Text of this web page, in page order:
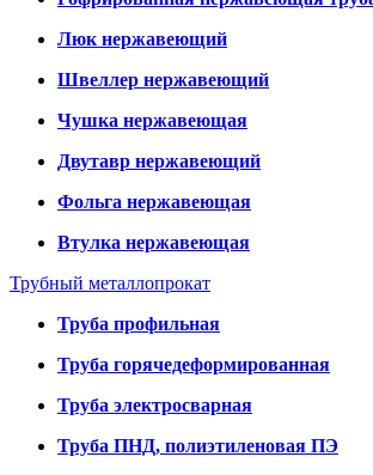
Люк нержавеющий
Швеллер нержавеющий
Чушка нержавеющая
Двутавр нержавеющий
Фольга нержавеющая
Втулка нержавеющая
Трубный металлопрокат
Труба профильная
Труба горячедеформированная
Труба электросварная
Труба ПНД, полиэтиленовая ПЭ